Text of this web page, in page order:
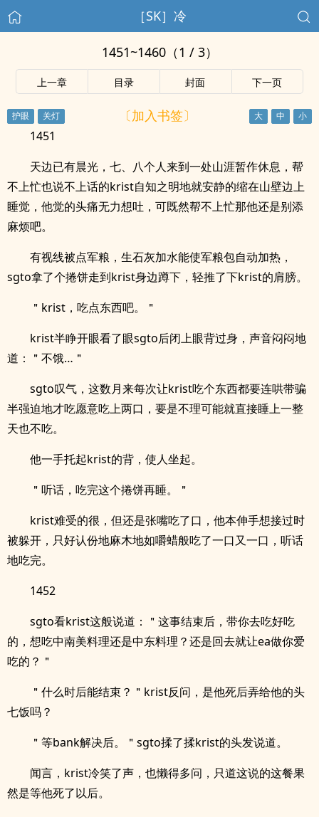
［SK］冷
1451~1460（1 / 3）
上一章 目录 封面 下一页
〔加入书签〕
1451
天边已有晨光，七、八个人来到一处山涯暂作休息，帮
不上忙也说不上话的krist自知之明地就安静的缩在山壁边上
睡觉，他觉的头痛无力想吐，可既然帮不上忙那他还是别添
麻烦吧。
有视线被点军粮，生石灰加水能使军粮包自动加热，
sgto拿了个捲饼走到krist身边蹲下，轻推了下krist的肩膀。
＂krist，吃点东西吧。＂
krist半睁开眼看了眼sgto后闭上眼背过身，声音闷闷地
道：＂不饿…＂
sgto叹气，这数月来每次让krist吃个东西都要连哄带骗
半强迫地才吃愿意吃上两口，要是不理可能就直接睡上一整
天也不吃。
他一手托起krist的背，使人坐起。
＂听话，吃完这个捲饼再睡。＂
krist难受的很，但还是张嘴吃了口，他本伸手想接过时
被躲开，只好认份地麻木地如嚼蜡般吃了一口又一口，听话
地吃完。
1452
sgto看krist这般说道：＂这事结束后，带你去吃好吃
的，想吃中南美料理还是中东料理？还是回去就让ea做你爱
吃的？＂
＂什么时后能结束？＂krist反问，是他死后弄给他的头
七饭吗？
＂等bank解决后。＂sgto揉了揉krist的头发说道。
闻言，krist冷笑了声，也懒得多问，只道这说的这餐果
然是等他死了以后。